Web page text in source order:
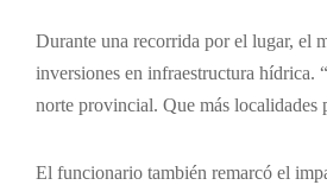
Durante una recorrida por el lugar, el
inversiones en infraestructura hídrica.
norte provincial. Que más localidades
El funcionario también remarcó el